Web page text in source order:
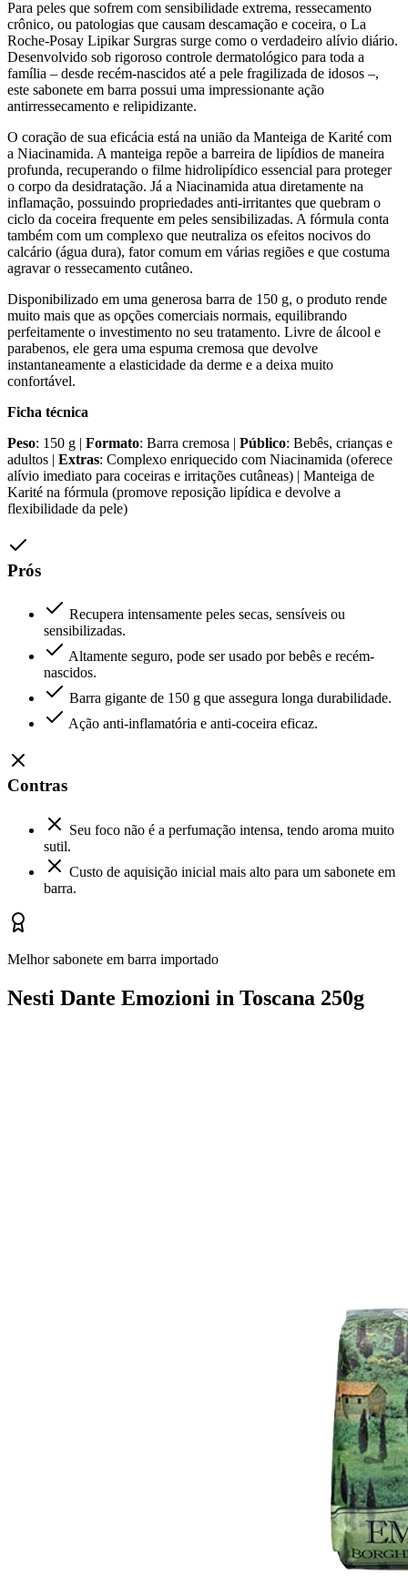
Para peles que sofrem com sensibilidade extrema, ressecamento
crônico, ou patologias que causam descamação e coceira, o La
Roche-Posay Lipikar Surgras surge como o verdadeiro alívio diário.
Desenvolvido sob rigoroso controle dermatológico para toda a
família – desde recém-nascidos até a pele fragilizada de idosos –,
este sabonete em barra possui uma impressionante ação
antirressecamento e relipidizante.
O coração de sua eficácia está na união da Manteiga de Karité com
a Niacinamida. A manteiga repõe a barreira de lipídios de maneira
profunda, recuperando o filme hidrolipídico essencial para proteger
o corpo da desidratação. Já a Niacinamida atua diretamente na
inflamação, possuindo propriedades anti-irritantes que quebram o
ciclo da coceira frequente em peles sensibilizadas. A fórmula conta
também com um complexo que neutraliza os efeitos nocivos do
calcário (água dura), fator comum em várias regiões e que costuma
agravar o ressecamento cutâneo.
Disponibilizado em uma generosa barra de 150 g, o produto rende
muito mais que as opções comerciais normais, equilibrando
perfeitamente o investimento no seu tratamento. Livre de álcool e
parabenos, ele gera uma espuma cremosa que devolve
instantaneamente a elasticidade da derme e a deixa muito
confortável.
Ficha técnica
Peso: 150 g | Formato: Barra cremosa | Público: Bebês, crianças e
adultos | Extras: Complexo enriquecido com Niacinamida (oferece
alívio imediato para coceiras e irritações cutâneas) | Manteiga de
Karité na fórmula (promove reposição lipídica e devolve a
flexibilidade da pele)
Prós
Recupera intensamente peles secas, sensíveis ou
sensibilizadas.
Altamente seguro, pode ser usado por bebês e recém-
nascidos.
Barra gigante de 150 g que assegura longa durabilidade.
Ação anti-inflamatória e anti-coceira eficaz.
Contras
Seu foco não é a perfumação intensa, tendo aroma muito
sutil.
Custo de aquisição inicial mais alto para um sabonete em
barra.
Melhor sabonete em barra importado
Nesti Dante Emozioni in Toscana 250g